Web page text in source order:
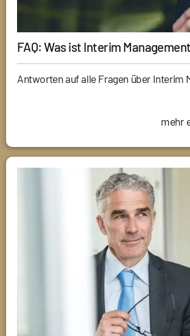
FAQ: Was ist Interim
Antworten auf alle Fragen über Interim
mehr